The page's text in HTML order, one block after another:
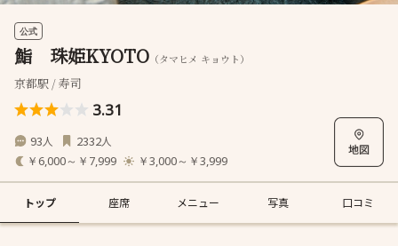
公式
鮨 珠姫KYOTO （タマヒメ キョウト）
京都駅 / 寿司
3.31
93人 2332人
￥6,000～￥7,999 ￥3,000～￥3,999
トップ 座席 メニュー 写真 口コミ